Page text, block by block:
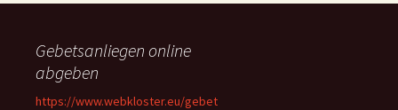
Gebetsanliegen online
abgeben
https://www.webkloster.eu/gebet